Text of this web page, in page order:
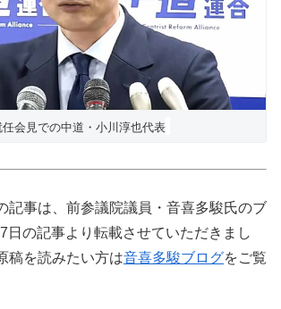
任会見での中道・小川淳也代表
記事は、前参議院議員・音喜多駿氏のブ
日の記事より転載させていただきまし
稿を読みたい方は音喜多駿ブログをご覧